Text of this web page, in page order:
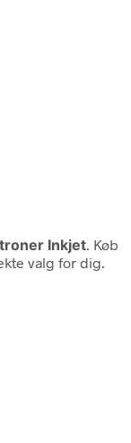
Inkjet . Køb
valg for dig.